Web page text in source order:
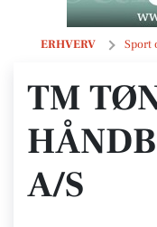
ERHVERV Sport
TM TØNDER
TM
A/S